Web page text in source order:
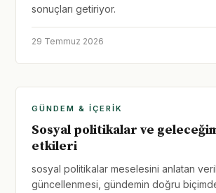
sonuçları getiriyor.
29 Temmuz 2026
GÜNDEM & İÇERIK
Sosyal politikalar ve
etkileri
sosyal politikalar meselesini anlatan
güncellenmesi, gündemin doğru